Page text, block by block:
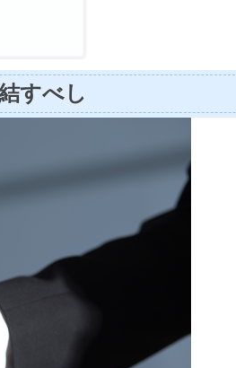
すべし